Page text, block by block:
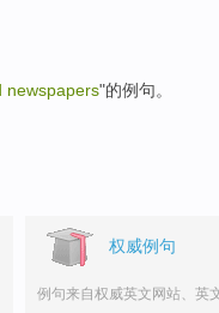
newspapers"的例句。
权威例句
例句来自权威英文网站、英